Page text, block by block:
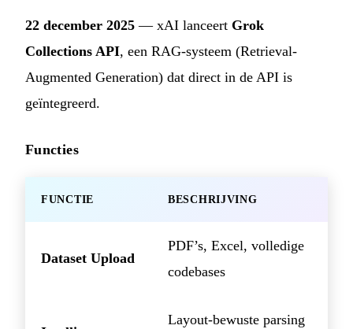
22 december 2025 — xAI lanceert Grok
Collections API, een RAG-systeem (Retrieval-
Augmented Generation) dat direct in de API is
geïntegreerd.
Functies
FUNCTIE BESCHRIJVING
Dataset Upload
PDF’s, Excel, volledige
codebases
Layout-bewuste parsing